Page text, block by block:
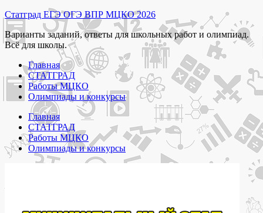
Перейти
к
содержимому
Статград ЕГЭ ОГЭ ВПР МЦКО 2026
Варианты заданий, ответы для школьных работ и олимпиад.
Всё для школы.
Главная
СТАТГРАД
Работы МЦКО
Олимпиады и конкурсы
Главная
СТАТГРАД
Работы МЦКО
Олимпиады и конкурсы